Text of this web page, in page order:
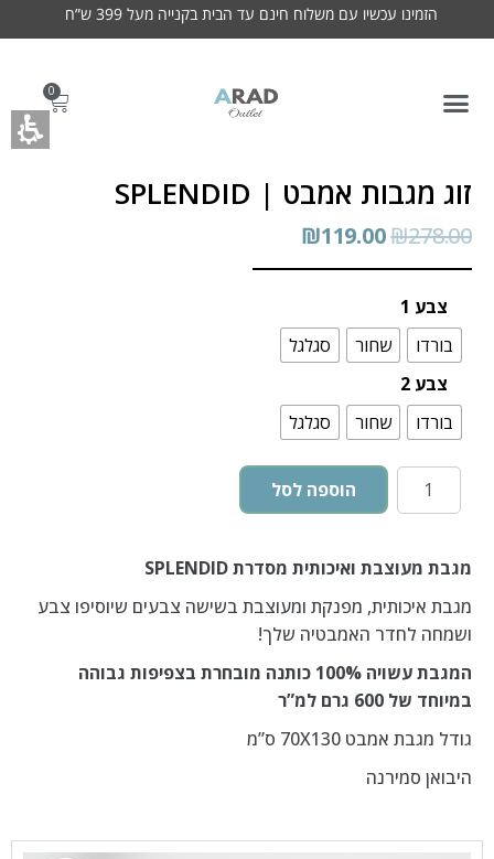
הזמינו עכשיו עם משלוח חינם עד הבית בקנייה מעל 399 ש”ח
0
זוג מגבות אמבט | SPLENDID
₪278.00
₪119.00
צבע 1
בורדו
שחור
סגלגל
צבע 2
בורדו
שחור סגלגל
הוספה לסל
מגבת מעוצבת ואיכותית מסדרת SPLENDID
מגבת איכותית, מפנקת ומעוצבת בשישה צבעים שיוסיפו צבע
ושמחה לחדר האמבטיה שלך!
המגבת עשויה 100% כותנה מובחרת בצפיפות גבוהה
במיוחד של 600 גרם למ”ר
גודל מגבת אמבט 70X130 ס”מ
היבואן סמירנה